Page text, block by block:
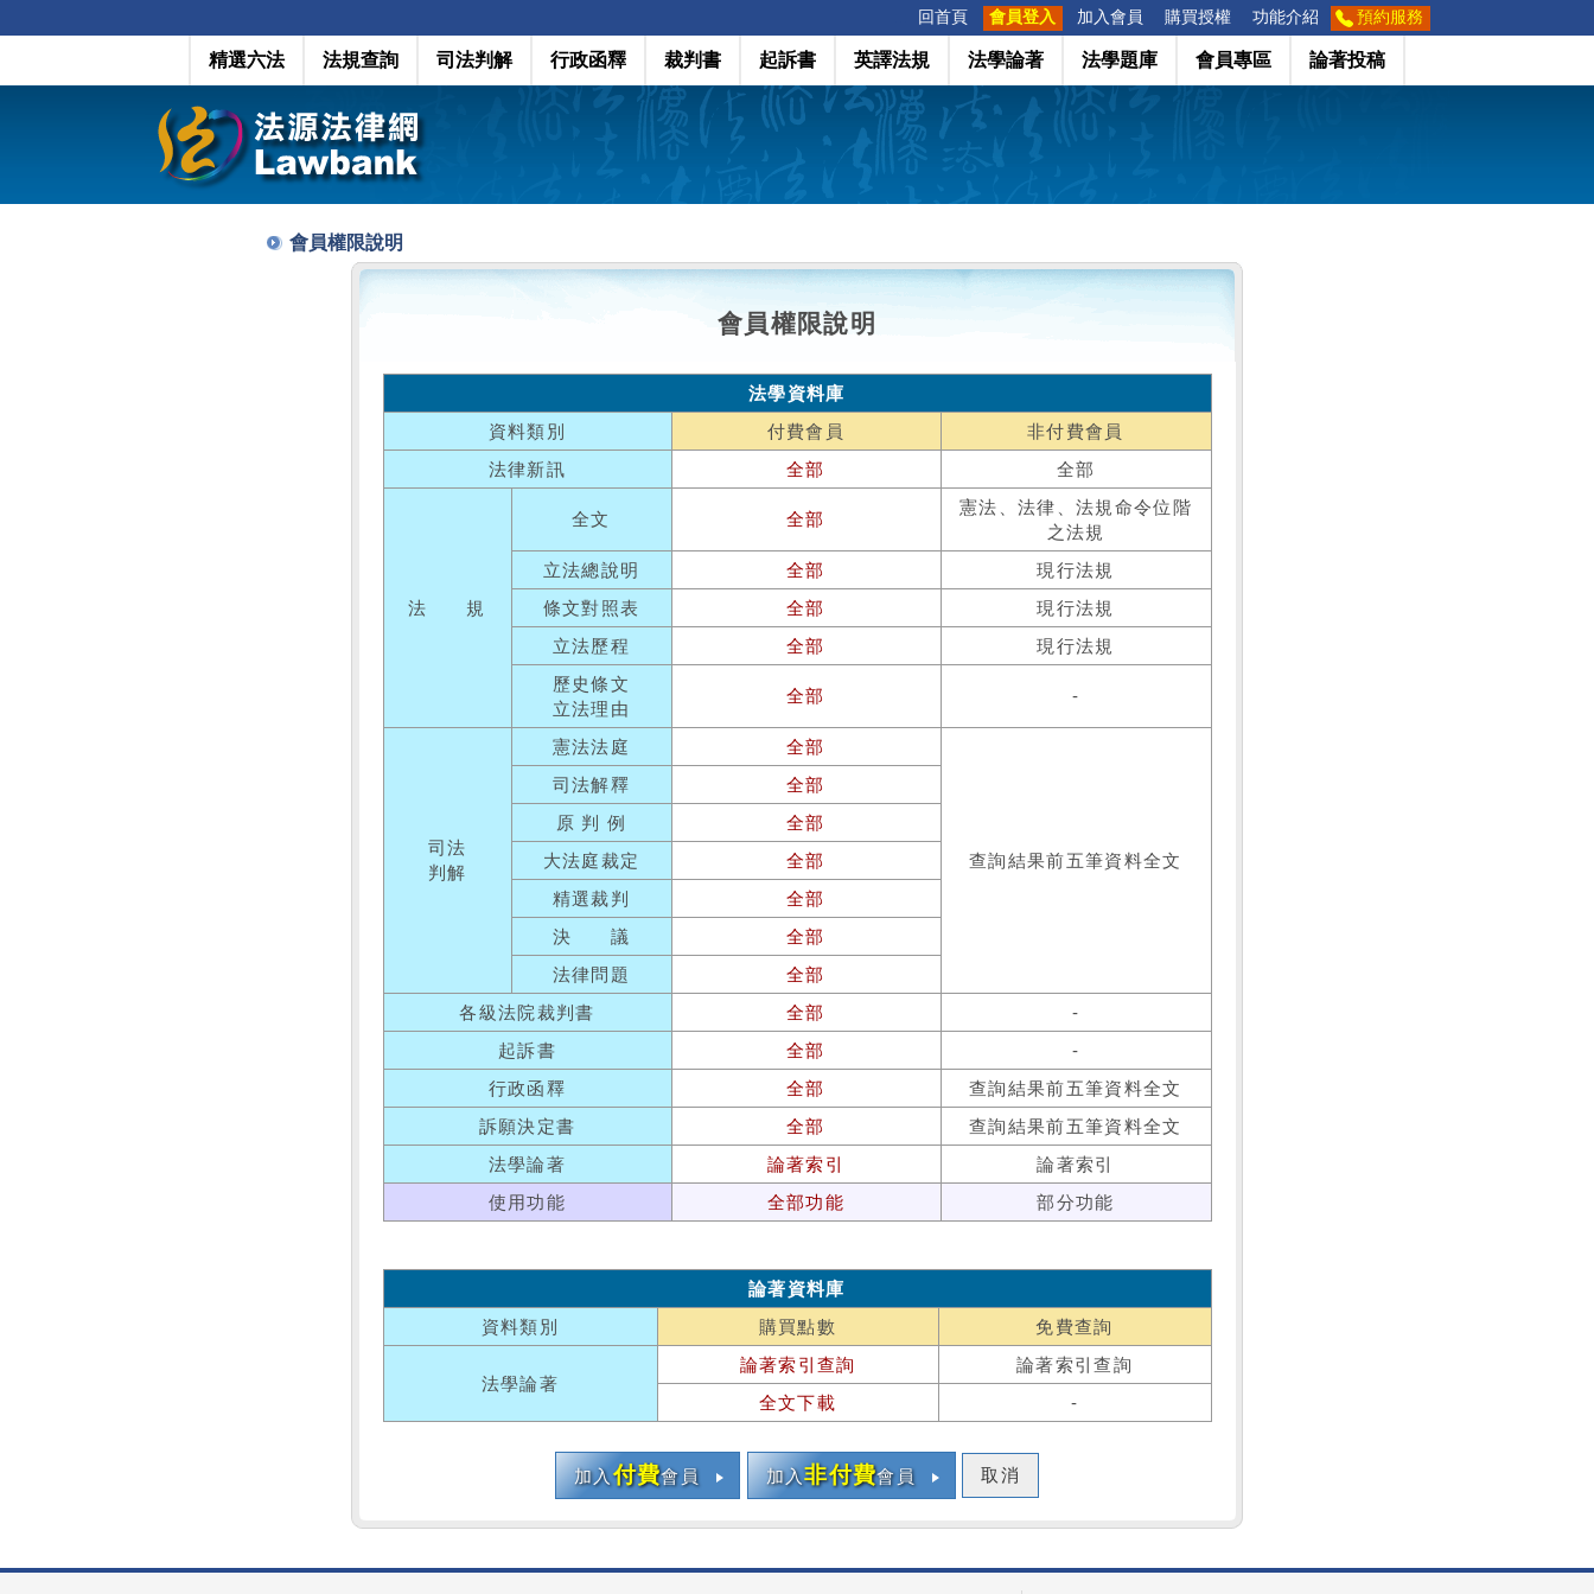
回首頁 會員登入 加入會員 購買授權 功能介紹 預約服務
精選六法 法規查詢 司法判解 行政函釋 裁判書 起訴書 英譯法規 法學論著 法學題庫 會員專區 論著投稿
會員權限說明
會員權限說明
法學資料庫
資料類別
付費會員
非付費會員
法律新訊
全部 全部
法 規
全文 全部
憲法、法律、法規命令位階
之法規
立法總說明
全部
現行法規
條文對照表
全部
現行法規
立法歷程
全部
現行法規
歷史條文
立法理由
全部 -
司法
判解
憲法法庭 全部
查詢結果前五筆資料全文
司法解釋
全部
原 判 例
全部
大法庭裁定
全部
精選裁判
全部
決 議
全部
法律問題
全部
各級法院裁判書
全部
-
起訴書
全部
-
行政函釋
全部
查詢結果前五筆資料全文
訴願決定書
全部
查詢結果前五筆資料全文
法學論著
論著索引
論著索引
使用功能
全部功能 部分功能
論著資料庫
資料類別
購買點數 免費查詢
法學論著
論著索引查詢
論著索引查詢
全文下載
-
加入付費會員 加入非付費會員 取消